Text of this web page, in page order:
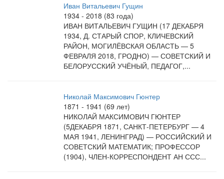
Иван Витальевич Гущин
1934 - 2018 (83 года)
ИВАН ВИТАЛЬЕВИЧ ГУЩИН (17 ДЕКАБРЯ
1934, Д. СТАРЫЙ СПОР, КЛИЧЕВСКИЙ
РАЙОН, МОГИЛЁВСКАЯ ОБЛАСТЬ — 5
ФЕВРАЛЯ 2018, ГРОДНО) — СОВЕТСКИЙ И
БЕЛОРУССКИЙ УЧЁНЫЙ, ПЕДАГОГ,...
Николай Максимович Гюнтер
1871 - 1941 (69 лет)
НИКОЛАЙ МАКСИМОВИЧ ГЮНТЕР
(5ДЕКАБРЯ 1871, САНКТ-ПЕТЕРБУРГ — 4
МАЯ 1941, ЛЕНИНГРАД) — РОССИЙСКИЙ И
СОВЕТСКИЙ МАТЕМАТИК; ПРОФЕССОР
(1904), ЧЛЕН-КОРРЕСПОНДЕНТ АН ССС...